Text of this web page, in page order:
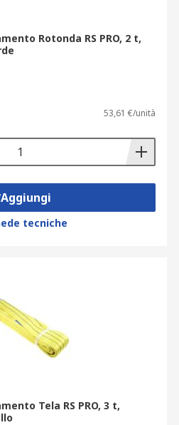
devono essere usate
che supera
Rotonda RS PRO, 2 t,
53,61 €/unità
Aggiungi
tecniche
Tela RS PRO, 3 t,